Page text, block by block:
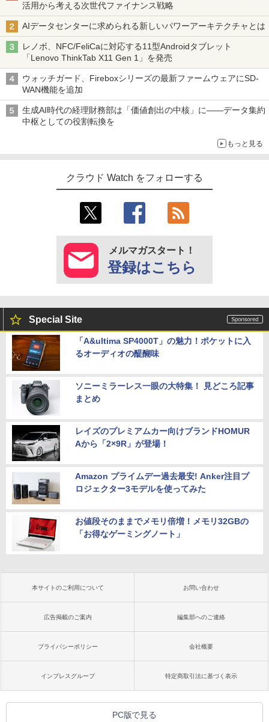
活用から考える次世代ファイナンス戦略
AIデータセンターに求められる新しいパワーアーキテクチャとは
レノボ、NFC/FeliCaに対応する11型Androidタブレット
「Lenovo ThinkTab X11 Gen 1」を発売
ウォッチガード、Fireboxシリーズの最新ファームウェアにSD-
WAN機能を追加
生成AI時代の経理財務部は「価値創出の中核」に――データ集約
中枢としての役割転換を
もっと見る
クラウド Watch をフォローする
メルマガスタート！
登録はこちら
Special Site
「A&ultima SP4000T」の魅力！ポケットに入
るオーディオの醍醐味
ソニーミラーレス一眼の大特集！ 見どころ記事
まとめ
レイズのプレミアムカー向けブランドHOMUR
Aから「2×9R」が登場！
Amazon プライムデー過去最安! Anker注目プ
ロジェクター3モデルを使ってみた
お値段そのままでメモリ倍増！メモリ32GBの
「お得なゲーミングノート」
本サイトのご利用について お問い合わせ
広告掲載のご案内 編集部へのご連絡
プライバシーポリシー 会社概要
インプレスグループ 特定商取引法に基づく表示
PC版で見る